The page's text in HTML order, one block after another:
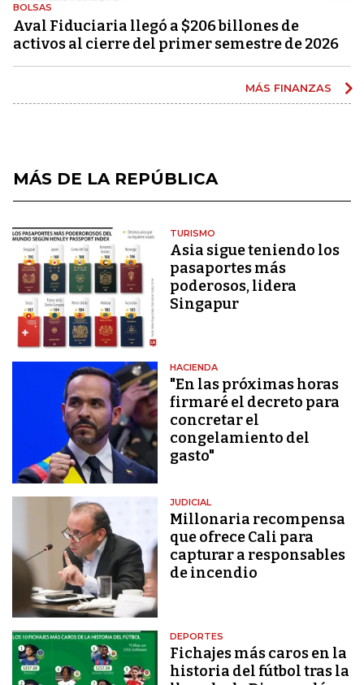
BOLSAS
Aval Fiduciaria llegó a $206 billones de
activos al cierre del primer semestre de 2026
MÁS FINANZAS
MÁS DE LA REPÚBLICA
TURISMO
Asia sigue teniendo los
pasaportes más
poderosos, lidera
Singapur
HACIENDA
"En las próximas horas
firmaré el decreto para
concretar el
congelamiento del
gasto"
JUDICIAL
Millonaria recompensa
que ofrece Cali para
capturar a responsables
de incendio
DEPORTES
Fichajes más caros en la
historia del fútbol tras la